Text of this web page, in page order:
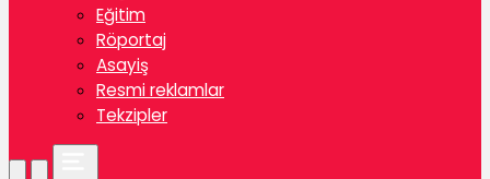
Eğitim
Röportaj
Asayiş
Resmi reklamlar
Tekzipler